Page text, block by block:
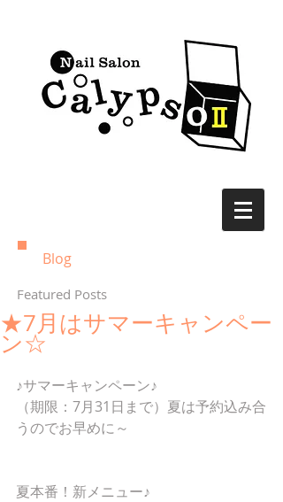
Blog
Featured Posts
★7月はサマーキャンペー
ン☆
♪サマーキャンペーン♪
（期限：7月31日まで）夏は予約込み合
うのでお早めに～
夏本番！新メニュー♪